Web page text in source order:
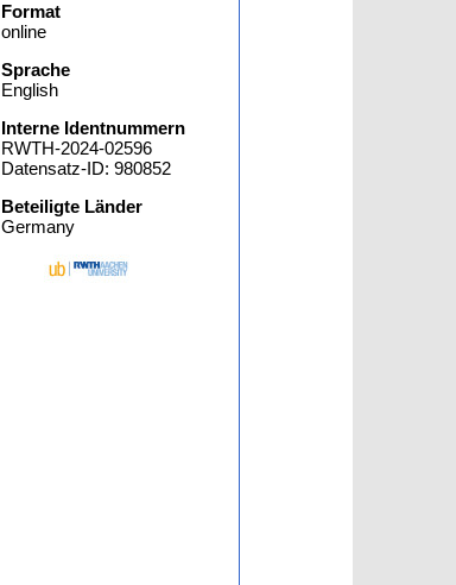
Format
online
Sprache
English
Interne Identnummern
RWTH-2024-02596
Datensatz-ID: 980852
Beteiligte Länder
Germany